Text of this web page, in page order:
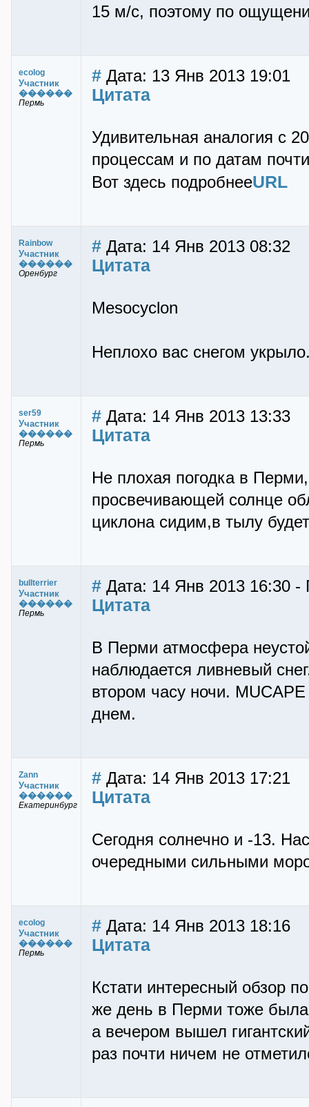
15 м/с, поэтому по
ecolog
Участник
������
Пермь
# Дата: 13 Янв 2013 19:01
Цитата
Удивительная аналогия с
процессам и по датам
Вот здесь подробнееURL
Rainbow
Участник
������
Оренбург
# Дата: 14 Янв 2013 08:32
Цитата
Mesocyclon
Неплохо вас снегом
ser59
Участник
������
Пермь
# Дата: 14 Янв 2013 13:33
Цитата
Не плохая погодка в
просвечивающей солнце
циклона сидим,в тылу
bullterrier
Участник
������
Пермь
# Дата: 14 Янв 2013 16:30 -
Цитата
В Перми атмосфера
наблюдается ливневый
втором часу ночи.
днем.
Zann
Участник
������
Екатеринбург
# Дата: 14 Янв 2013 17:21
Цитата
Сегодня солнечно и -13.
очередными сильными
ecolog
Участник
������
Пермь
# Дата: 14 Янв 2013 18:16
Цитата
Кстати интересный обзор
же день в Перми тоже была
а вечером вышел
раз почти ничем не